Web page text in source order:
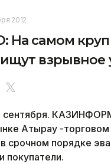
2012
На самом
взрывное
сентября.
Атырау -
срочном порядке
покупатели.